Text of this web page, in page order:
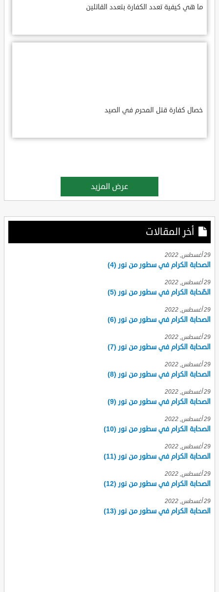
ما هي كيفية تعدد الكفارة بتعدد القاتلين
خصال كفارة قتل المحرم في الصيد
عرض المزيد
أخر المقالات
29 أغسطس, 2022
الصحابة الكرام في سطور من نور (4)
29 أغسطس, 2022
الصّحابة الكرام في سطور من نور (5)
29 أغسطس, 2022
الصحابة الكرام في سطور من نور (6)
29 أغسطس, 2022
الصحابة الكرام في سطور من نور (7)
29 أغسطس, 2022
الصحابة الكرام في سطور من نور (8)
29 أغسطس, 2022
الصحابة الكرام في سطور من نور (9)
29 أغسطس, 2022
الصحابة الكرام في سطور من نور (10)
29 أغسطس, 2022
الصحابة الكرام في سطور من نور (11)
29 أغسطس, 2022
الصحابة الكرام في سطور من نور (12)
29 أغسطس, 2022
الصحابة الكرام في سطور من نور (13)